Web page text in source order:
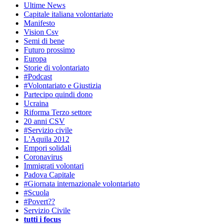
Ultime News
Capitale italiana volontariato
Manifesto
Vision Csv
Semi di bene
Futuro prossimo
Europa
Storie di volontariato
#Podcast
#Volontariato e Giustizia
Partecipo quindi dono
Ucraina
Riforma Terzo settore
20 anni CSV
#Servizio civile
L'Aquila 2012
Empori solidali
Coronavirus
Immigrati volontari
Padova Capitale
#Giornata internazionale volontariato
#Scuola
#Povert??
Servizio Civile
tutti i focus